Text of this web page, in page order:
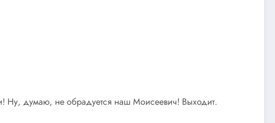
Ну, думаю, не обрадуется наш Моисеевич! Выходит.